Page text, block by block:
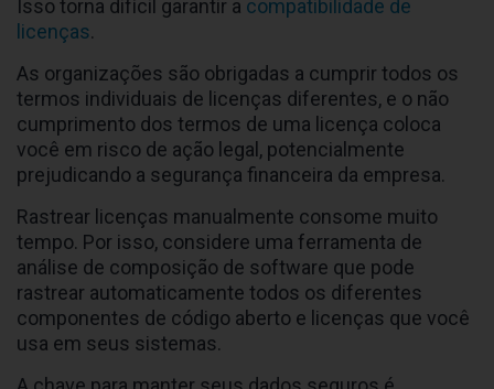
Isso torna difícil garantir a compatibilidade de
licenças.
As organizações são obrigadas a cumprir todos os
termos individuais de licenças diferentes, e o não
cumprimento dos termos de uma licença coloca
você em risco de ação legal, potencialmente
prejudicando a segurança financeira da empresa.
Rastrear licenças manualmente consome muito
tempo. Por isso, considere uma ferramenta de
análise de composição de software que pode
rastrear automaticamente todos os diferentes
componentes de código aberto e licenças que você
usa em seus sistemas.